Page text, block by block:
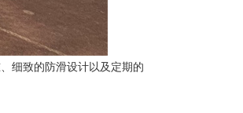
细致的防滑设计以及定期的